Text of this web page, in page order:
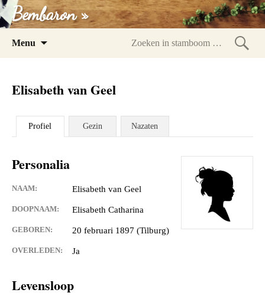
Bembaron »
Menu
Elisabeth van Geel
Profiel Gezin Nazaten
Personalia
NAAM: Elisabeth van Geel
DOOPNAAM: Elisabeth Catharina
GEBOREN: 20 februari 1897 (Tilburg)
OVERLEDEN: Ja
Levensloop